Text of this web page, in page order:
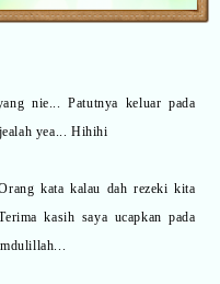
nie... Patutnya keluar pada
yea... Hihihi
kata kalau dah rezeki kita
kasih saya ucapkan pada